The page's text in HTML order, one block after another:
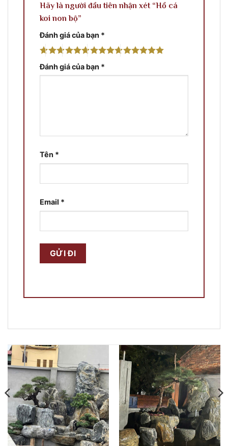
Hãy là người đầu tiên nhận xét “Hồ cá
koi non bộ”
Đánh giá của bạn *
Đánh giá của bạn *
Tên *
Email *